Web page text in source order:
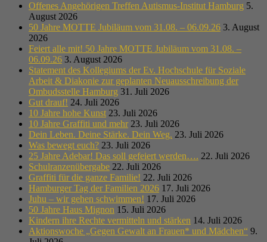
Offenes Angehörigen Treffen Autismus-Institut Hamburg 5.
August 2026
50 Jahre MOTTE Jubiläum vom 31.08. – 06.09.26 3. August
2026
Feiert alle mit! 50 Jahre MOTTE Jubiläum vom 31.08. –
06.09.26 3. August 2026
Statement des Kollegiums der Ev. Hochschule für Soziale
Arbeit & Diakonie zur geplanten Neuausschreibung der
Ombudsstelle Hamburg 31. Juli 2026
Gut drauf! 24. Juli 2026
10 Jahre hohe Kunst 23. Juli 2026
10 Jahre Graffiti und mehr 23. Juli 2026
Dein Leben. Deine Stärke. Dein Weg. 23. Juli 2026
Was bewegt euch? 23. Juli 2026
25 Jahre Adebar! Das soll gefeiert werden…. 22. Juli 2026
Schulranzenübergabe 22. Juli 2026
Graffiti für die ganze Familie! 22. Juli 2026
Hamburger Tag der Familien 2026 17. Juli 2026
Juhu – wir gehen schwimmen! 17. Juli 2026
50 Jahre Haus Mignon 15. Juli 2026
Kindern ihre Rechte vermitteln und stärken 14. Juli 2026
Aktionswoche „Gegen Gewalt an Frauen* und Mädchen“ 9.